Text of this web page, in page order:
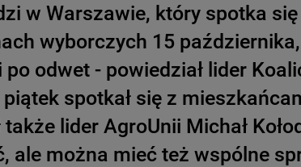
w Warszawie, który spotka
wyborczych 15
po odwet - powiedział lider
spotkał się z
także lider AgroUnii Michał
ale można mieć też wspólne